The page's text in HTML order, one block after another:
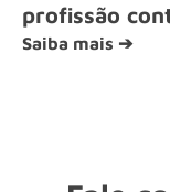
profissão
Saiba mais ➔